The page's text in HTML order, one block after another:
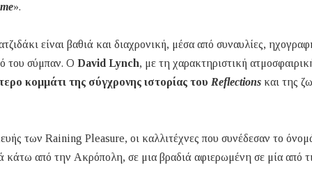
».
είναι βαθιά και διαχρονική, μέσα από συναυλίες,
του σύμπαν. Ο David Lynch, με τη χαρακτηριστική
κομμάτι της σύγχρονης ιστορίας του Reflections και της
των Raining Pleasure, οι καλλιτέχνες που συνέδεσαν το
κάτω από την Ακρόπολη, σε μια βραδιά αφιερωμένη σε μία από